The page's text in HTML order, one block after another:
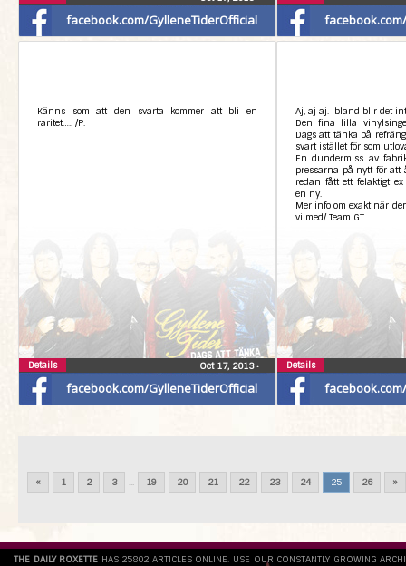
facebook.com/GylleneTiderOfficial
facebook.com/GylleneTiderOfficial
Känns som att den svarta kommer att bli en
raritet….. /P.
Oct 17, 2013•
Details
Aj, aj aj. Ibland blir det
Den fina lilla
Dags att tänka på
svart istället för som
En dundermiss av
pressarna på nytt för att
redan fått ett felaktigt
en ny.
Mer info om exakt när
vi med/ Team GT
Details
« 1 2 3 ... 19 20 21 22 23 24 25 26 »
THE DAILY ROXETTE HAS 25802 ARTICLES ONLINE. USE OUR CONSTANTLY GROWING